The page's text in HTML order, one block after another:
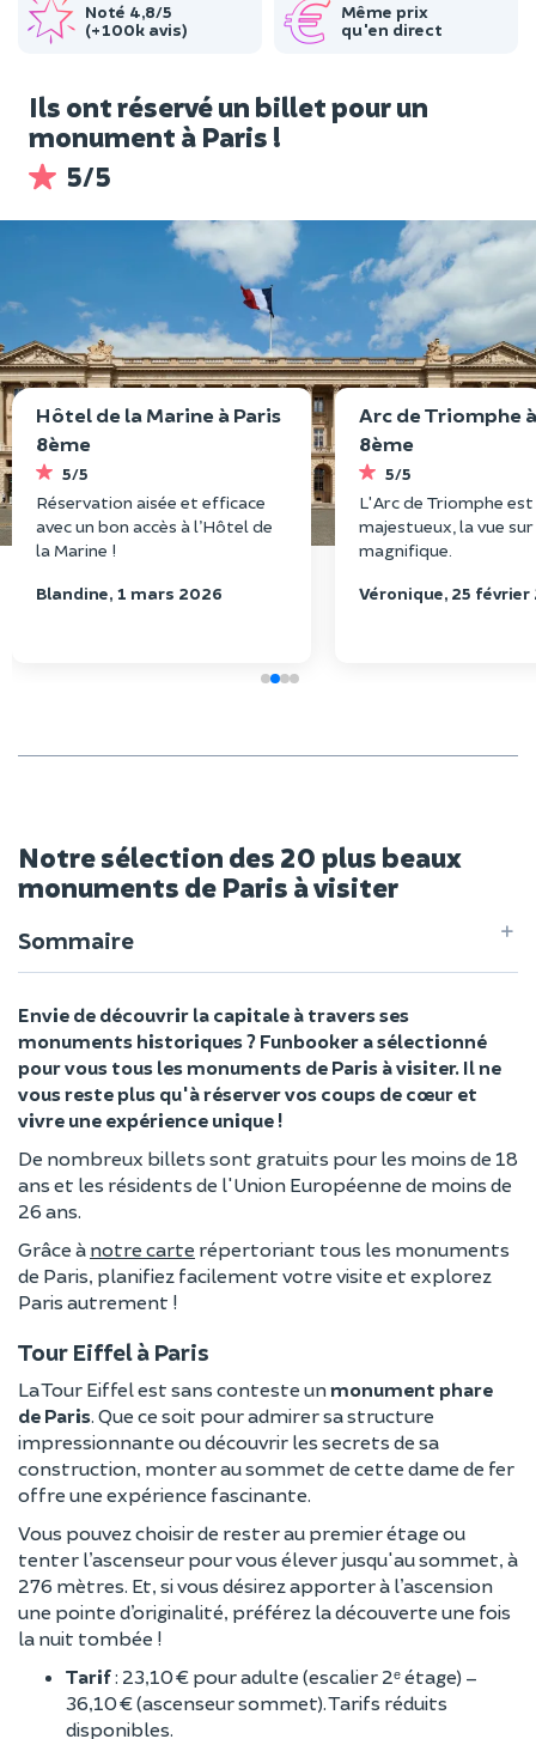
Noté 4,8/5
(+100k avis)
Même prix
qu'en direct
Ils ont réservé un billet pour un
monument à Paris !
5/5
Hôtel de la Marine à Paris
8ème
5/5
Réservation aisée et efficace
avec un bon accès à l’Hôtel de
la Marine !
Blandine, 1 mars 2026
Arc de Triomphe
8ème
5/5
L'Arc de Triomphe est
majestueux, la vue
magnifique.
Véronique, 25 février
Notre sélection des 20 plus beaux
monuments de Paris à visiter
Sommaire
Envie de découvrir la capitale à travers ses
monuments historiques ? Funbooker a sélectionné
pour vous tous les monuments de Paris à visiter. Il ne
vous reste plus qu'à réserver vos coups de cœur et
vivre une expérience unique !
De nombreux billets sont gratuits pour les moins de 18
ans et les résidents de l'Union Européenne de moins de
26 ans.
Grâce à notre carte répertoriant tous les monuments
de Paris, planifiez facilement votre visite et explorez
Paris autrement !
Tour Eiffel à Paris
La Tour Eiffel est sans conteste unmonument phare
de Paris. Que ce soit pour admirer sa structure
impressionnante ou découvrir les secrets de sa
construction, monter au sommet de cette dame de fer
offre une expérience fascinante.
Vous pouvez choisir de rester au premier étage ou
tenter l’ascenseur pour vous élever jusqu'au sommet, à
276 mètres. Et, si vous désirez apporter à l’ascension
une pointe d’originalité, préférez la découverte une fois
la nuit tombée !
Tarif: 23,10 € pour adulte (escalier 2ᵉ étage) –
36,10 € (ascenseur sommet). Tarifs réduits
disponibles.